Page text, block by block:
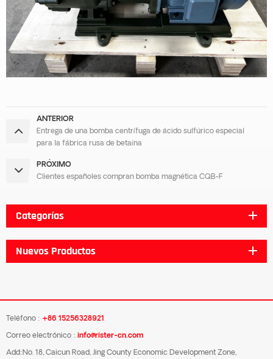
ANTERIOR
Entrega de una bomba centrífuga de ácido sulfúrico especial
para la fábrica rusa de betaína
PRÓXIMO
Clientes españoles compran bomba magnética CQB-F
Categorías
Nuevos Productos
Teléfono : +86 15256328921
Correo electrónico : info@rister-cn.com
Add:No. 18, Caicun Road, Jing County Economic Development Zone,